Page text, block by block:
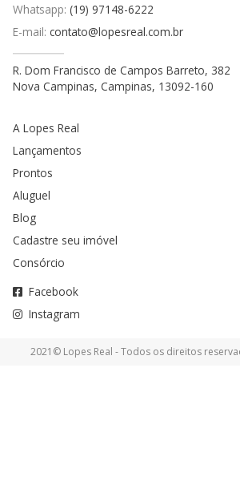
Whatsapp: (19) 97148-6222
E-mail: contato@lopesreal.com.br
R. Dom Francisco de Campos Barreto, 382
Nova Campinas, Campinas, 13092-160
A Lopes Real
Lançamentos
Prontos
Aluguel
Blog
Cadastre seu imóvel
Consórcio
Facebook
Instagram
2021© Lopes Real - Todos os direitos